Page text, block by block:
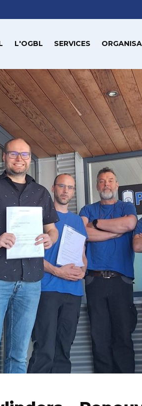
L'OGBL SERVICES